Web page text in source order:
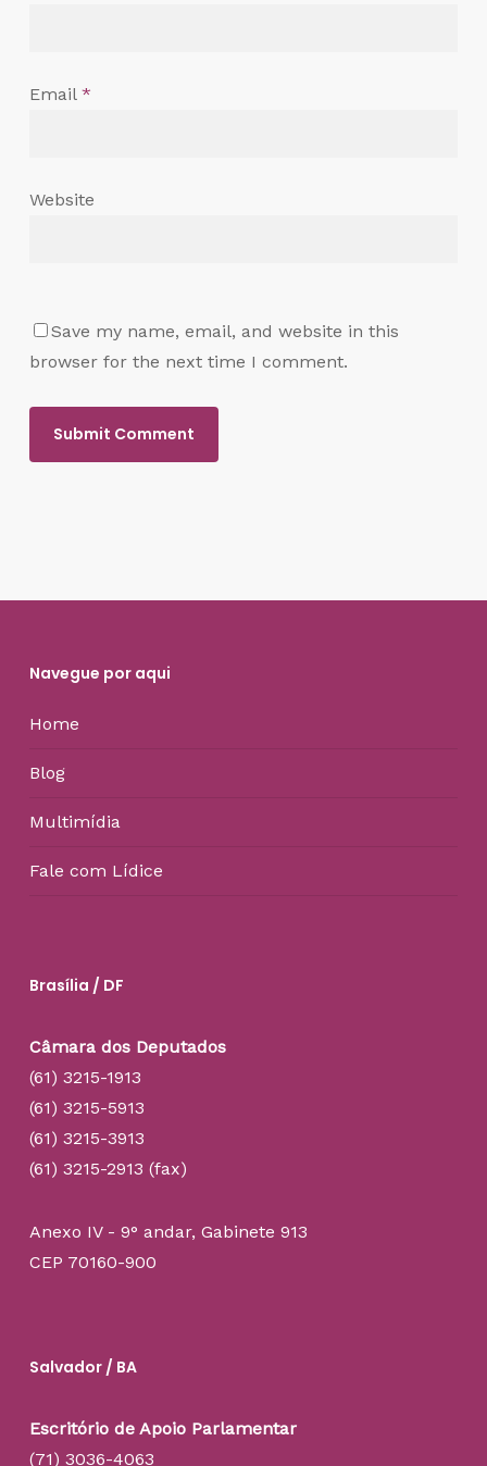
Email *
Website
Save my name, email, and website in this
browser for the next time I comment.
Navegue por aqui
Home
Blog
Multimídia
Fale com Lídice
Brasília / DF
Câmara dos Deputados
(61) 3215-1913
(61) 3215-5913
(61) 3215-3913
(61) 3215-2913 (fax)
Anexo IV - 9° andar, Gabinete 913
CEP 70160-900
Salvador / BA
Escritório de Apoio Parlamentar
(71) 3036-4063